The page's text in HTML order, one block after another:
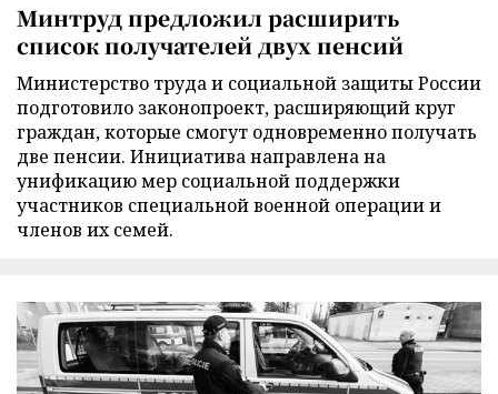
Минтруд предложил расширить
список получателей двух пенсий
Министерство труда и социальной защиты России
подготовило законопроект, расширяющий круг
граждан, которые смогут одновременно получать
две пенсии. Инициатива направлена на
унификацию мер социальной поддержки
участников специальной военной операции и
членов их семей.